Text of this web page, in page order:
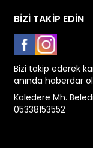
BİZİ TAKİP EDİN
FacebookInstagram
Bizi takip ederek
anında haberdar
Kaledere Mh.
05338153552